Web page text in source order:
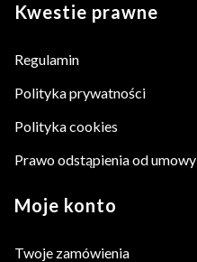
Kwestie prawne
Regulamin
Polityka prywatności
Polityka cookies
Prawo odstąpienia od umowy
Moje konto
Twoje zamówienia